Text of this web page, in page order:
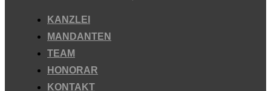
springen
KANZLEI
MANDANTEN
TEAM
HONORAR
KONTAKT